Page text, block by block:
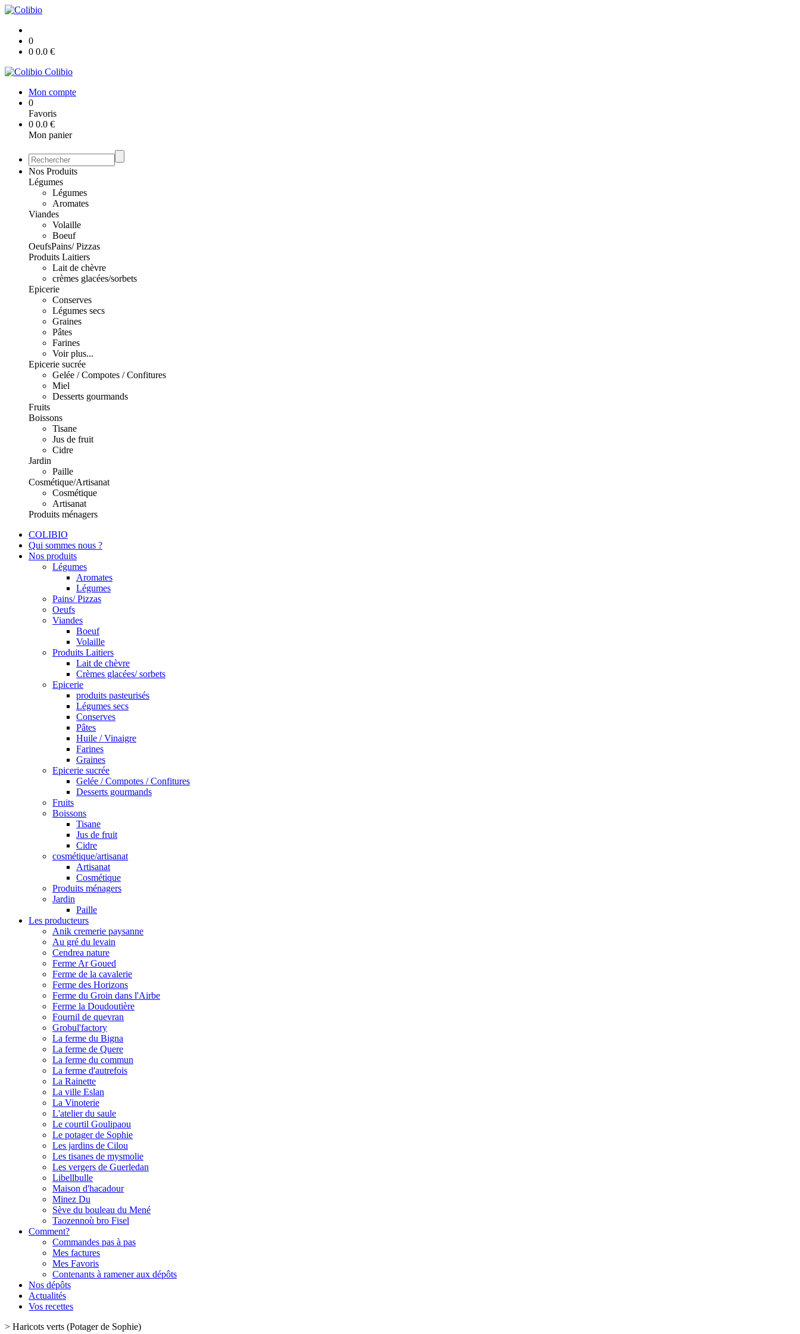
0
0 0.0 €
Colibio
Mon compte
0
Favoris
0 0.0 €
Mon panier
Nos Produits
Légumes
Légumes
Aromates
Viandes
Volaille
Boeuf
OeufsPains/ Pizzas
Produits Laitiers
Lait de chèvre
crèmes glacées/sorbets
Epicerie
Conserves
Légumes secs
Graines
Pâtes
Farines
Voir plus...
Epicerie sucrée
Gelée / Compotes / Confitures
Miel
Desserts gourmands
Fruits
Boissons
Tisane
Jus de fruit
Cidre
Jardin
Paille
Cosmétique/Artisanat
Cosmétique
Artisanat
Produits ménagers
COLIBIO
Qui sommes nous ?
Nos produits
Légumes
Aromates
Légumes
Pains/ Pizzas
Oeufs
Viandes
Boeuf
Volaille
Produits Laitiers
Lait de chèvre
Crèmes glacées/ sorbets
Epicerie
produits pasteurisés
Légumes secs
Conserves
Pâtes
Huile / Vinaigre
Farines
Graines
Epicerie sucrée
Gelée / Compotes / Confitures
Desserts gourmands
Fruits
Boissons
Tisane
Jus de fruit
Cidre
cosmétique/artisanat
Artisanat
Cosmétique
Produits ménagers
Jardin
Paille
Les producteurs
Anik cremerie paysanne
Au gré du levain
Cendrea nature
Ferme Ar Goued
Ferme de la cavalerie
Ferme des Horizons
Ferme du Groin dans l'Airbe
Ferme la Doudoutière
Fournil de quevran
Grobul'factory
La ferme du Bigna
La ferme de Quere
La ferme du commun
La ferme d'autrefois
La Rainette
La ville Eslan
La Vinoterie
L'atelier du saule
Le courtil Goulipaou
Le potager de Sophie
Les jardins de Cilou
Les tisanes de mysmolie
Les vergers de Guerledan
Libellbulle
Maison d'hacadour
Minez Du
Sève du bouleau du Mené
Taozennoù bro Fisel
Comment?
Commandes pas à pas
Mes factures
Mes Favoris
Contenants à ramener aux dépôts
Nos dépôts
Actualités
Vos recettes
> Haricots verts (Potager de Sophie)